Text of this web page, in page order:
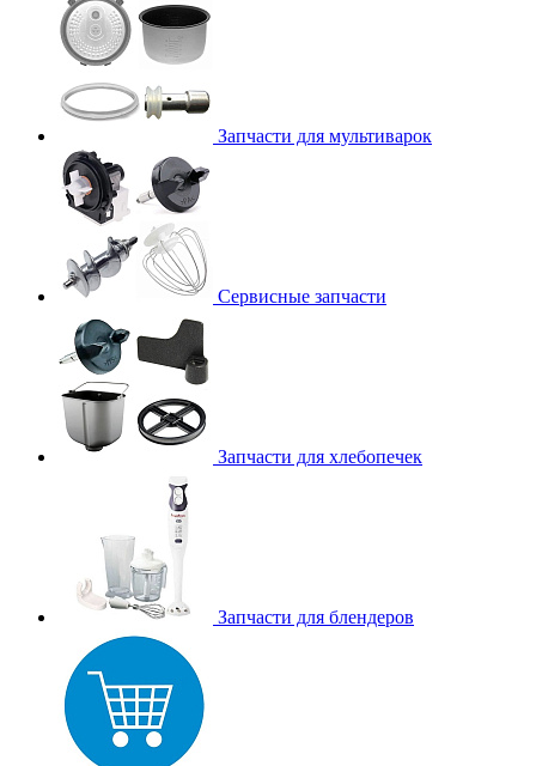
Запчасти для мультиварок
Сервисные запчасти
Запчасти для хлебопечек
Запчасти для блендеров